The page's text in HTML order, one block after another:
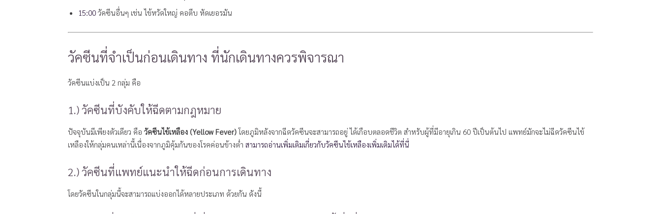
15:00 วัคซีนอื่นๆ เช่น ไข้หวัดใหญ่ คอตีบ หัดเยอรมัน
วัคซีนที่จำเป็นก่อนเดินทาง ที่นักเดินทางควรพิจารณา
วัคซีนแบ่งเป็น 2 กลุ่ม คือ
1.) วัคซีนที่บังคับให้ฉีดตามกฎหมาย
ปัจจุบันมีเพียงตัวเดียว คือ วัคซีนไข้เหลือง (Yellow Fever)โดยภูมิหลังจากฉีดวัคซีนจะสามารถอยู่ ได้เกือบตลอดชีวิต สำหรับผู้ที่มีอายุเกิน 60 ปีเป็นต้นไป แพทย์มักจะไม่ฉีดวัคซีนไข้
เหลืองให้กลุ่มคนเหล่านี้เนื่องจากภูมิคุ้มกันของโรคค่อนข้างต่ำ สามารถอ่านเพิ่มเติมเกี่ยวกับวัคซีนไข้เหลืองเพิ่มเติมได้ที่นี่
2.) วัคซีนที่แพทย์แนะนำให้ฉีดก่อนการเดินทาง
โดยวัคซีนในกลุ่มนี้จะสามารถแบ่งออกได้หลายประเภท ด้วยกัน ดังนี้